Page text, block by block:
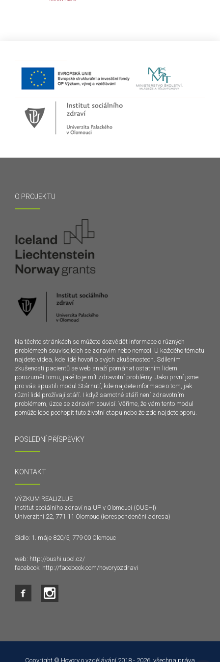
O PROJEKTU
Na těchto stránkách se můžete dozvědět informace o různých
problémech souvisejících se zdravím nebo nemocí. U každého tématu
najdete videa, kde lidé hovoří o svých zkušenostech. Sdílením
zkušeností pacientů se web snaží pomáhat ostatním lidem
porozumět tomu, jaké to je mít zdravotní problémy. Jako první jsme
pro vás spustili modul Stárnutí, kde najdete informace o tom, jak
různí lidé prožívají stáří. I když samotné stáří není zdravotním
problémem, úzce se zdravím souvisí. Věříme, že vám tento modul
pomůže lépe pochopit tuto životní etapu nebo že zde najdete oporu.
POSLEDNÍ PŘÍSPĚVKY
KONTAKT
VÝZKUM REALIZUJE
Institut sociálního zdraví na UP v Olomouci (OUSHI)
Univerzitní 22, 771 11 Olomouc (korespondenční adresa)
Sídlo: 1. máje 820/5, 779 00 Olomouc
web: http://oushi.upol.cz/
facebook: http://facebook.com/hovoryozdravi
Copyright © Hovory o vzdělávání 2018 - 2026, všechna práva
souhlasíte.